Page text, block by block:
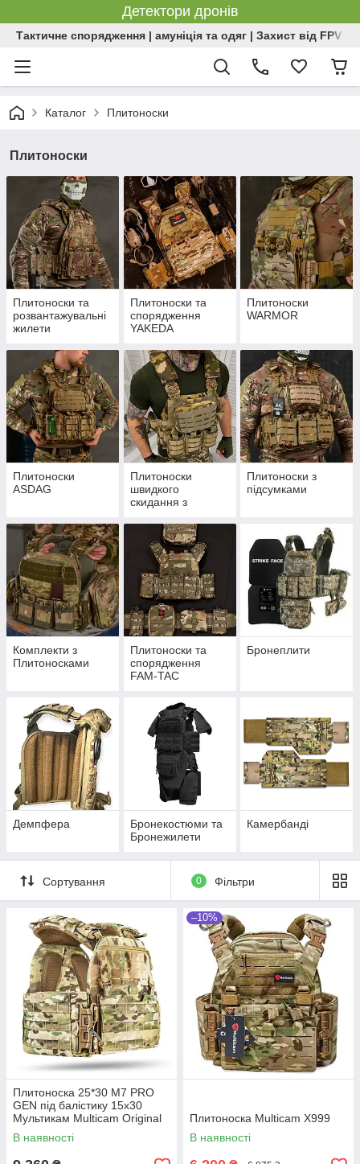
Детектори дронів
Тактичне спорядження | амуніція та одяг | Захист від FPV |
Каталог Плитоноски
Плитоноски
Плитоноски та
розвантажувальні
жилети
Плитоноски та
спорядження
YAKEDA
Плитоноски
WARMOR
Плитоноски
АSDAG
Плитоноски
швидкого
скидання з
Плитоноски з
підсумками
Комплекти з
Плитоносками
Плитоноски та
спорядження
FAM-TAC
Бронеплити
Демпфера
Бронекостюми та
Бронежилети
Камербанді
Сортування 0 Фільтри
Плитоноска 25*30 М7 PRO
GEN під балістику 15х30
Мультикам Multicam Original
USA
В наявності
–10%
Плитоноска Multicam X999
В наявності